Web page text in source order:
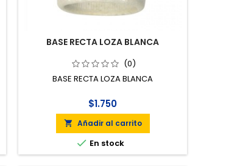
BASE RECTA LOZA BLANCA
(0)
BASE RECTA LOZA BLANCA
$1.750
 Añadir al carrito
 En stock